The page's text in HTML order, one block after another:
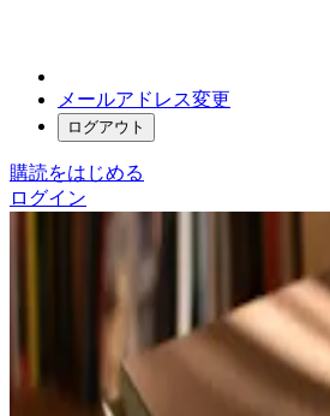
メールアドレス変更
ログアウト
購読をはじめる
ログイン